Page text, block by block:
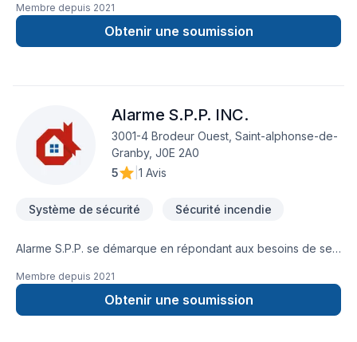
Membre depuis 2021
Obtenir une soumission
Alarme S.P.P. INC.
3001-4 Brodeur Ouest, Saint-alphonse-de-
Granby, J0E 2A0
5
1 Avis
Système de sécurité Sécurité incendie
Alarme S.P.P. se démarque en répondant aux besoins de ses
domaine des systèmes de sécurité. Notre équipe qualifiée
saura vous servir à travers l’estrie et la montérégie. Alarme
S.P.P. est une entreprise à dimension humaine où le client et
Membre depuis 2021
Obtenir une soumission